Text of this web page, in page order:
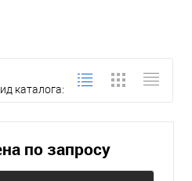
каталога:
по запросу